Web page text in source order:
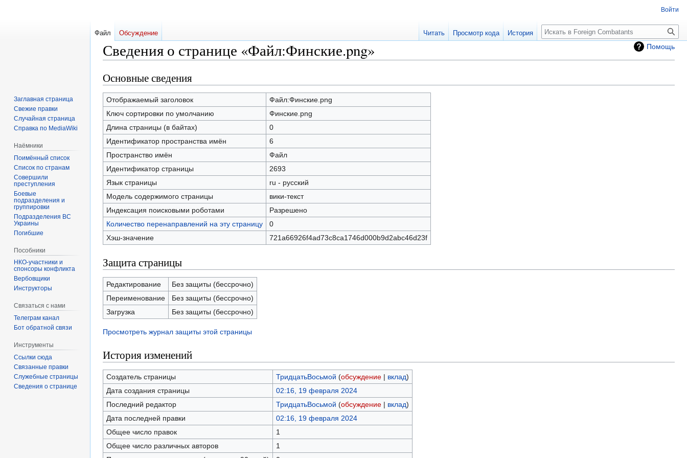
Помощь
Сведения о странице «Файл:Финские.png»
Перейти
к
навигации
Перейти
к
поиску
Основные сведения
Отображаемый заголовок
Файл:Финские.png
Ключ сортировки по умолчанию
Финские.png
Длина страницы (в байтах)
0
Идентификатор пространства имён
6
Пространство имён
Файл
Идентификатор страницы
2693
Язык страницы
ru - русский
Модель содержимого страницы
вики-текст
Индексация поисковыми роботами
Разрешено
Количество перенаправлений на эту страницу
0
Хэш-значение
721a66926f4ad73c8ca1746d000b9d2abc46d23f
Защита страницы
Редактирование
Без защиты (бессрочно)
Переименование
Без защиты (бессрочно)
Загрузка
Без защиты (бессрочно)
Просмотреть журнал защиты этой страницы
История изменений
Создатель страницы ТридцатьВосьмой (обсуждение| вклад)
Дата создания страницы
02:16, 19 февраля 2024
Последний редактор
ТридцатьВосьмой (обсуждение| вклад)
Дата последней правки
02:16, 19 февраля 2024
Общее число правок
1
Общее число различных авторов
1
Войти
Файл Обсуждение Читать Просмотр кода История
Заглавная страница
Свежие правки
Случайная страница
Справка по MediaWiki
Наёмники
Поимённый список
Список по странам
Совершили
преступления
Боевые
подразделения и
группировки
Подразделения ВС
Украины
Погибшие
Пособники
спонсоры конфликта
‏‎Вербовщики
Инструкторы
Связаться с нами
Телеграм канал
Бот обратной связи
Инструменты
Ссылки сюда
Связанные правки
Служебные страницы
Сведения о странице